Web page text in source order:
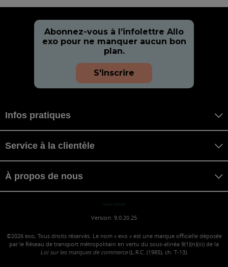
Abonnez-vous à l’infolettre Allo
exo pour ne manquer aucun bon
plan.
S'inscrire
Infos pratiques
Service à la clientèle
À propos de nous
misaki MISAKI
Version: 9.0.20.25
©2026 exo, Tous droits réservés. Le nom « exo » est une marque officielle déposée
par le Réseau de transport métropolitain en vertu du sous-alinéa 9(1)(n)(iii) de la
Loi sur les marques de commerce(L.R.C. (1985), ch. T-13).